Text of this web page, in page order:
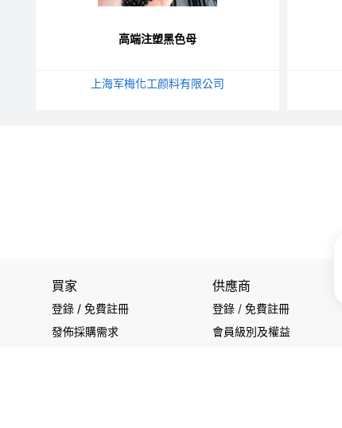
高端注塑黑色母
上海军梅化工颜料有限公司
買家
登錄 / 免費註冊
發佈採購需求
供應商
登錄 /免費註冊
會員級別及權益